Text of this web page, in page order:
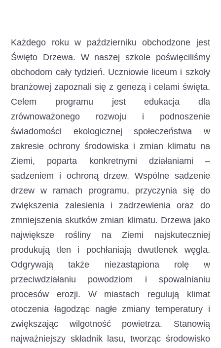
Każdego roku w październiku obchodzone jest
Święto Drzewa. W naszej szkole poświęciliśmy
obchodom cały tydzień. Uczniowie liceum i szkoły
branżowej zapoznali się z genezą i celami święta.
Celem programu jest edukacja dla
zrównoważonego rozwoju i podnoszenie
świadomości ekologicznej społeczeństwa w
zakresie ochrony środowiska i zmian klimatu na
Ziemi, poparta konkretnymi działaniami –
sadzeniem i ochroną drzew. Wspólne sadzenie
drzew w ramach programu, przyczynia się do
zwiększenia zalesienia i zadrzewienia oraz do
zmniejszenia skutków zmian klimatu. Drzewa jako
największe rośliny na Ziemi najskuteczniej
produkują tlen i pochłaniają dwutlenek węgla.
Odgrywają także niezastąpiona rolę w
przeciwdziałaniu powodziom i spowalnianiu
procesów erozji. W miastach regulują klimat
otoczenia łagodząc nagłe zmiany temperatury i
zwiększając wilgotność powietrza. Stanowią
najważniejszy składnik lasu, tworząc środowisko